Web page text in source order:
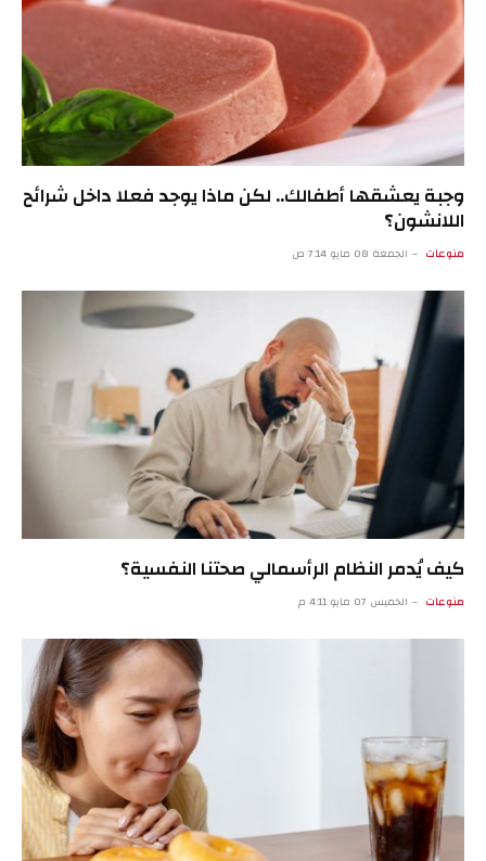
وجبة يعشقها أطفالك.. لكن ماذا يوجد فعلا داخل شرائح
اللانشون؟
منوعات الجمعة 08 مايو 7:14 ص
كيف يُدمر النظام الرأسمالي صحتنا النفسية؟
منوعات الخميس 07 مايو 4:11 م